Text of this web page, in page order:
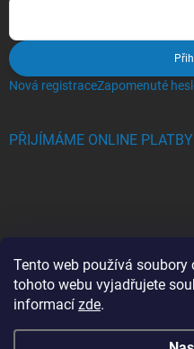
Tento web používá
tohoto webu vyjadřujete
informací zde.
Nová registraceZapomenuté
PŘIJÍMÁME ONLINE PLATBY
BLOG
Crocs, proč se svět zamiloval
také?